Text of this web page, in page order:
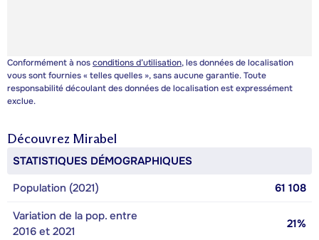
Conformément à nosconditions d’utilisation, les données de localisation
vous sont fournies « telles quelles », sans aucune garantie. Toute
responsabilité découlant des données de localisation est expressément
exclue.
Découvrez Mirabel
STATISTIQUES DÉMOGRAPHIQUES
Population (2021)
61 108
Variation de la pop. entre
2016 et 2021
21%